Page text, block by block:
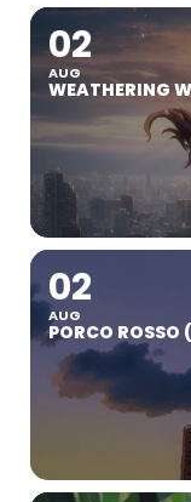
02
AUG
WEATHERING
02
AUG
PORCO